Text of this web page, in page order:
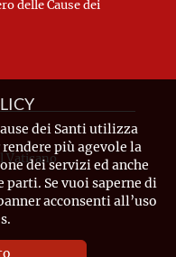
delle Cause dei
Vaticano
dei Santi utilizza
più agevole la
dei servizi ed anche
Se vuoi saperne di
acconsenti all’uso